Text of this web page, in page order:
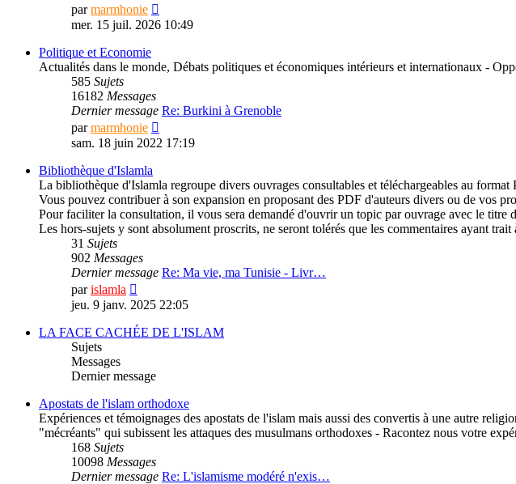
parmarmhonie
le
mer. 15 juil. 2026 10:49
Politique et Economie
Actualités dans le monde, Débats politiques et économiques intérieurs et internationaux -
585 Sujets
16182 Messages
Dernier message Re: Burkini à Grenoble
parmarmhonie
le
sam. 18 juin 2022 17:19
Bibliothèque d'Islamla
La bibliothèque d'Islamla regroupe divers ouvrages consultables et téléchargeables au format
Vous pouvez contribuer à son expansion en proposant des PDF d'auteurs divers ou de vos
Pour faciliter la consultation, il vous sera demandé d'ouvrir un topic par ouvrage avec le titre
Les hors-sujets y sont absolument proscrits, ne seront tolérés que les commentaires ayant
31 Sujets
902 Messages
Dernier message Re: Ma vie, ma Tunisie - Livr…
parislamla
le
message
jeu. 9 janv. 2025 22:05
LA FACE CACHÉE DE L'ISLAM
Sujets
Messages
Dernier message
Apostats de l'islam orthodoxe
Expériences et témoignages des apostats de l'islam mais aussi des convertis à une autre
"mécréants" qui subissent les attaques des musulmans orthodoxes - Racontez nous votre
168 Sujets
10098 Messages
Dernier message Re: L'islamisme modéré n'exis…